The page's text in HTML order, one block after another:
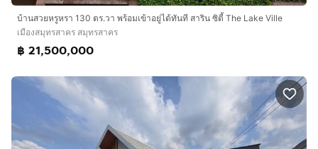
บ้านสวยหรูหรา 130 ตร.วา พร้อมเข้าอยู่ได้ทันที สาริน ซิตี้ The Lake Ville
เมืองสมุทรสาคร สมุทรสาคร
฿ 21,500,000